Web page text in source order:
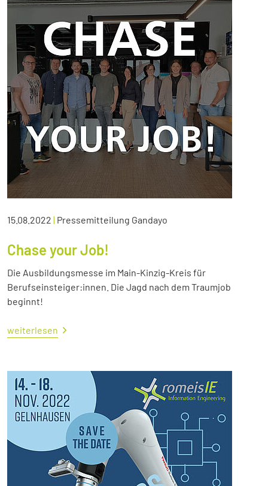
15.08.2022 | Pressemitteilung Gandayo
Chase your Job!
Die Ausbildungsmesse im Main-Kinzig-Kreis für
Berufseinsteiger:innen. Die Jagd nach dem Traumjob
beginnt!
weiterlesen